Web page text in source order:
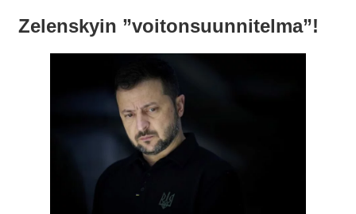
Zelenskyin ”voitonsuunnitelma”!